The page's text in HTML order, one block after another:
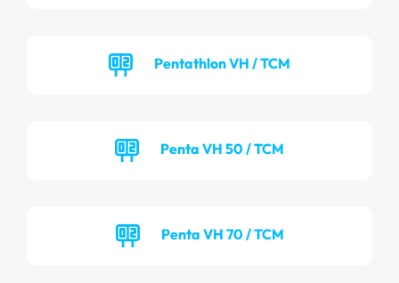
Pentathlon VH / TCM
Penta VH 50 / TCM
Penta VH 70 / TCM